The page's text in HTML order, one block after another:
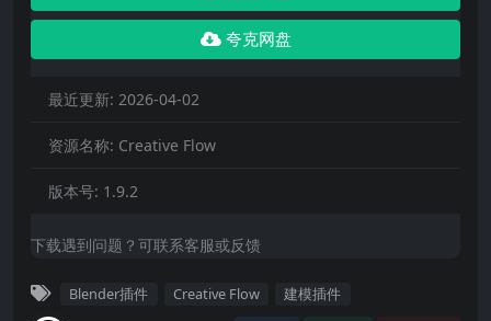
夸克网盘
最近更新: 2026-04-02
资源名称: Creative Flow
版本号: 1.9.2
下载遇到问题？可联系客服或反馈
Blender插件 Creative Flow 建模插件